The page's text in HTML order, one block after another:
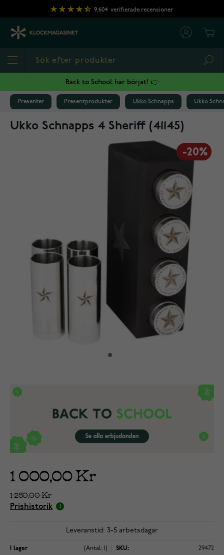
Hoppa till innehållet
9,604 verifierade recensioner
Back to School har börjat! 👉
Presenter Presentprodukter Ukko Schnapps Ukko
Ukko Schnapps 4 Sheriff (41145)
-20%
1 000,00 Kr
1 250,00 Kr
Prishistorik
Leveranstid: 3-5 arbetsdagar
I lager (Antal: 1) SKU: 29472